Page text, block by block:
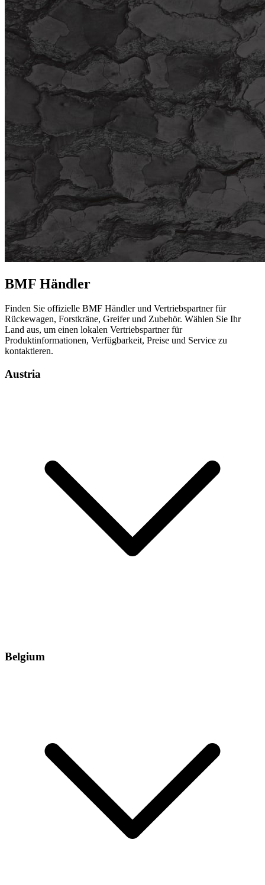
BMF Händler
Finden Sie offizielle BMF Händler und Vertriebspartner für
Rückewagen, Forstkräne, Greifer und Zubehör. Wählen Sie Ihr
Land aus, um einen lokalen Vertriebspartner für
Produktinformationen, Verfügbarkeit, Preise und Service zu
kontaktieren.
Austria
Belgium